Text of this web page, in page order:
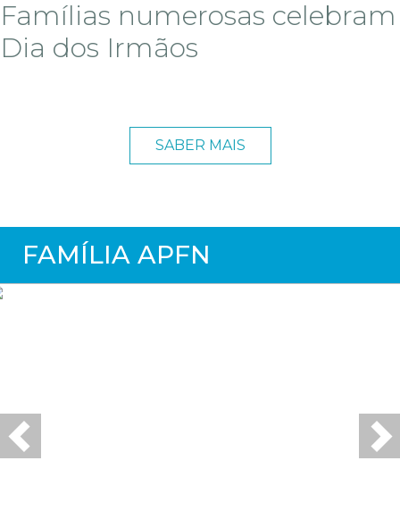
Famílias numerosas celebram
Dia dos Irmãos
SABER MAIS
FAMÍLIA APFN
Previous